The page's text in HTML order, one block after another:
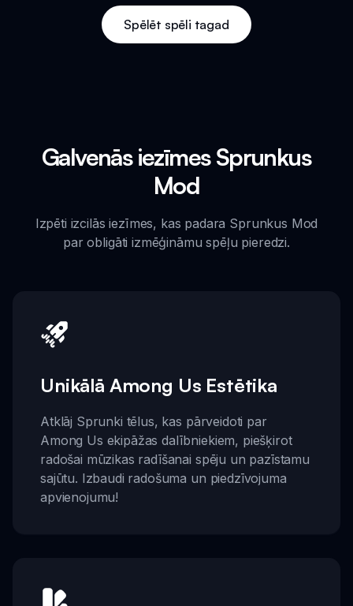
Spēlēt spēli tagad
Galvenās iezīmes Sprunkus
Mod
Izpēti izcilās iezīmes, kas padara Sprunkus Mod
par obligāti izmēģināmu spēļu pieredzi.
Unikālā Among Us Estētika
Atklāj Sprunki tēlus, kas pārveidoti par
Among Us ekipāžas dalībniekiem, piešķirot
radošai mūzikas radīšanai spēju un pazīstamu
sajūtu. Izbaudi radošuma un piedzīvojuma
apvienojumu!